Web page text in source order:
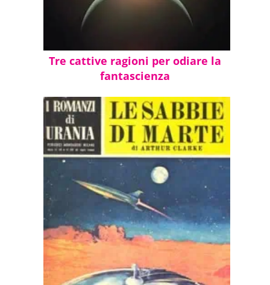
Tre cattive ragioni per odiare la
fantascienza